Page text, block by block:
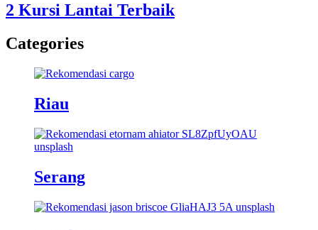
2 Kursi Lantai Terbaik
Categories
Riau
Serang